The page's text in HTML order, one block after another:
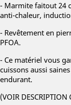
- Marmite faitout 24
anti-chaleur,
- Revêtement en
PFOA.
- Ce matériel vous
cuissons aussi
endurant.
(VOIR DESCRIPTION